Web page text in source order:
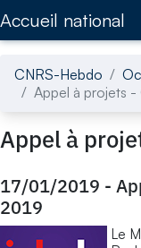
Accueil national
CNRS-Hebdo
Appel à projets
Appel à
17/01/2019 -
2019
Le